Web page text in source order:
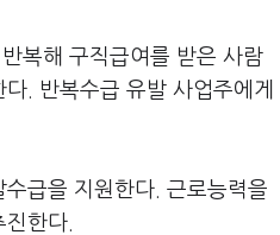
복해 구직급여를 받은 사람
. 반복수급 유발 사업주에게
급을 지원한다. 근로능력을
한다.